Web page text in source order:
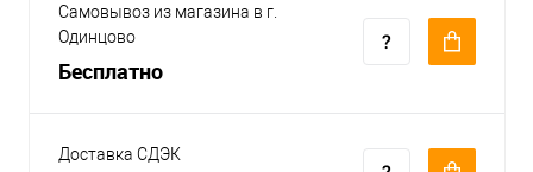
Самовывоз из магазина в г.
Одинцово
Бесплатно
Доставка СДЭК